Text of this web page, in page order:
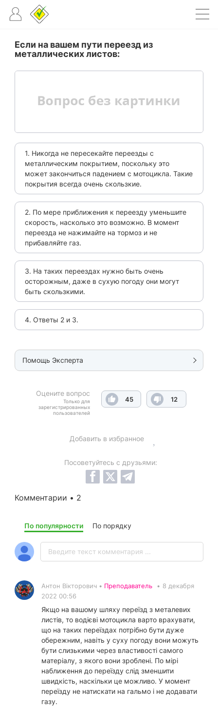
Если на вашем пути переезд из
металлических листов:
1. Никогда не пересекайте переезды с
металлическим покрытием, поскольку это
может закончиться падением с мотоцикла. Такие
покрытия всегда очень скользкие.
2. По мере приближения к переезду уменьшите
скорость, насколько это возможно. В момент
переезда не нажимайте на тормоз и не
прибавляйте газ.
3. На таких переездах нужно быть очень
осторожным, даже в сухую погоду они могут
быть скользкими.
4. Ответы 2 и 3.
Помощь Эксперта
Оцените вопрос
Только для
зарегистрированных
пользователей
45 12
Добавить в избранное
Посоветуйтесь с друзьями:
Комментарии • 2
По популярности По порядку
Антон Вікторович • Преподаватель • 8 декабря
2022 00:56
Якщо на вашому шляху переїзд з металевих
листів, то водієві мотоцикла варто врахувати,
що на таких переїздах потрібно бути дуже
обережним, навіть у суху погоду вони можуть
бути слизькими через властивості самого
матеріалу, з якого вони зроблені. По мірі
наближення до переїзду слід зменшити
швидкість, наскільки це можливо. У момент
переїзду не натискати на гальмо і не додавати
газу.